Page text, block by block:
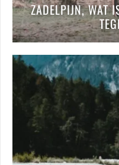
ZADELPIJN, WAT